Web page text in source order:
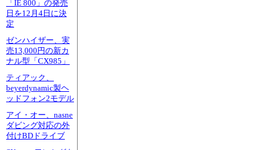
「IE 800」の発売
日を12月4日に決
定
ゼンハイザー、実
売13,000円の新カ
ナル型「CX985」
ティアック、
beyerdynamic製ヘ
ッドフォン2モデル
アイ・オー、nasne
ダビング対応の外
付けBDドライブ